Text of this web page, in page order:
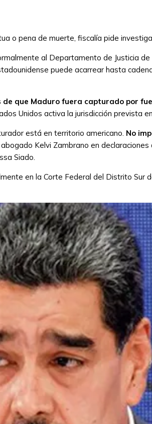
al Departamento de Justicia
puede acarrear hasta
de que Maduro fuera capturado por
Unidos activa la jurisdicción prevista
está en territorio americano. No
Kelvi Zambrano en
Siado.
en la Corte Federal del Distrito